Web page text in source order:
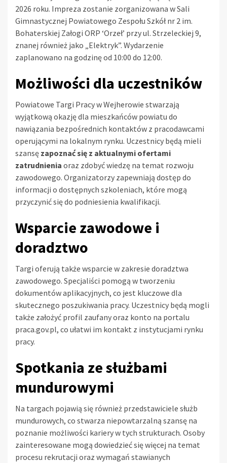
2026 roku. Impreza zostanie zorganizowana w Sali
Gimnastycznej Powiatowego Zespołu Szkół nr 2 im.
Bohaterskiej Załogi ORP ‘Orzeł’ przy ul. Strzeleckiej 9,
znanej również jako „Elektryk”. Wydarzenie
zaplanowano na godzinę od 10:00 do 12:00.
Możliwości dla uczestników
Powiatowe Targi Pracy w Wejherowie stwarzają
wyjątkową okazję dla mieszkańców powiatu do
nawiązania bezpośrednich kontaktów z pracodawcami
operującymi na lokalnym rynku. Uczestnicy będą mieli
szansę zapoznać się z aktualnymi ofertami
zatrudnienia oraz zdobyć wiedzę na temat rozwoju
zawodowego. Organizatorzy zapewniają dostęp do
informacji o dostępnych szkoleniach, które mogą
przyczynić się do podniesienia kwalifikacji.
Wsparcie zawodowe i
doradztwo
Targi oferują także wsparcie w zakresie doradztwa
zawodowego. Specjaliści pomogą w tworzeniu
dokumentów aplikacyjnych, co jest kluczowe dla
skutecznego poszukiwania pracy. Uczestnicy będą mogli
także założyć profil zaufany oraz konto na portalu
praca.gov.pl, co ułatwi im kontakt z instytucjami rynku
pracy.
Spotkania ze służbami
mundurowymi
Na targach pojawią się również przedstawiciele służb
mundurowych, co stwarza niepowtarzalną szansę na
poznanie możliwości kariery w tych strukturach. Osoby
zainteresowane mogą dowiedzieć się więcej na temat
procesu rekrutacji oraz wymagań stawianych